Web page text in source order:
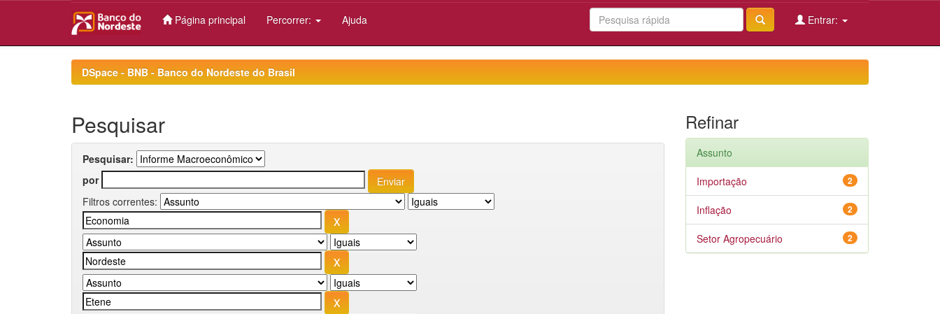
Página principal Percorrer: Ajuda Entrar:
DSpace - BNB - Banco do Nordeste do Brasil
Pesquisar
Pesquisar:
por
Filtros correntes:
Refinar
Assunto
2
Importação
2
Inflação
2
Setor Agropecuário